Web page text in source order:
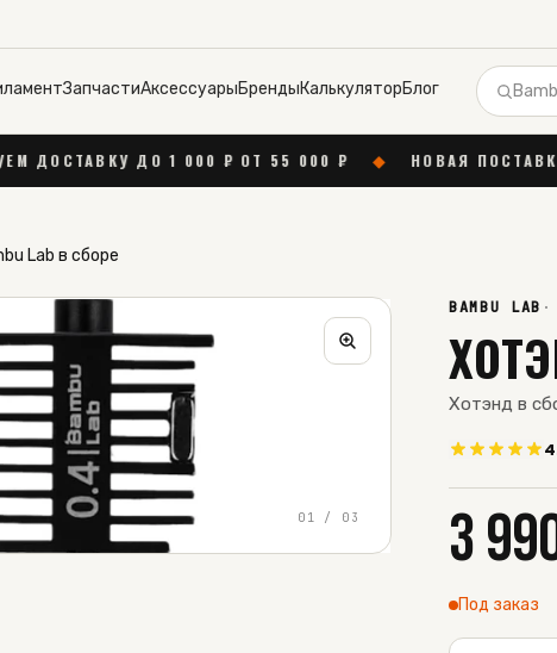
ЗапчастиАксессуарыБрендыКалькуляторБлог
1 000 ₽ ОТ 55 000 ₽ ◆ НОВАЯ ПОСТАВКА BAMBU LAB
Lab в сборе
01 / 03
BAMBU LAB ·
Хотэнд в
3
Под заказ